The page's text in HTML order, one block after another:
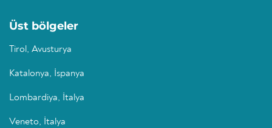
Üst bölgeler
Tirol, Avusturya
Katalonya, İspanya
Lombardiya, İtalya
Veneto, İtalya